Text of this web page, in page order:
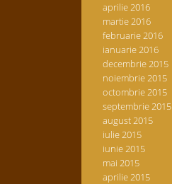
aprilie 2016
martie 2016
februarie 2016
ianuarie 2016
decembrie 2015
noiembrie 2015
octombrie 2015
septembrie 2015
august 2015
iulie 2015
iunie 2015
mai 2015
aprilie 2015